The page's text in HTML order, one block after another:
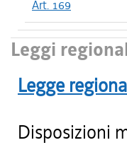
Art. 169
Leggi
Legge
Disposizioni